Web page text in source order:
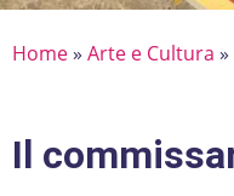
Home» Arte e Cultura »
Il